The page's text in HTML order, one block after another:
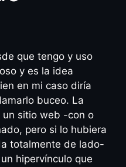
que tengo y uso
y es la idea
en mi caso diría
buceo. La
un sitio web -con o
pero si lo hubiera
totalmente de lado-
hipervínculo que